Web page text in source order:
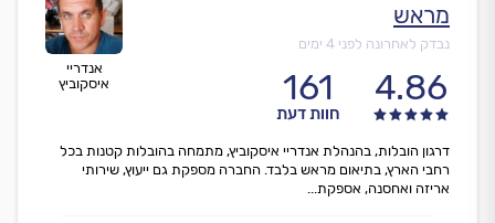
אנדריי
איסקוביץ
מראש
נבדק לאחרונה לפני 4 ימים
4.86
161
חוות דעת
דרגון הובלות, בהנהלת אנדריי איסקוביץ, מתמחה בהובלות קטנות בכל
רחבי הארץ, בתיאום מראש בלבד. החברה מספקת גם ייעוץ, שירותי
אריזה ואחסנה, אספקת...